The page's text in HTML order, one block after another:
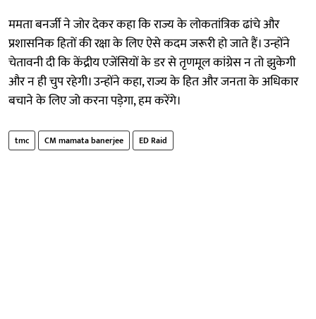
ममता बनर्जी ने जोर देकर कहा कि राज्य के लोकतांत्रिक ढांचे और
प्रशासनिक हितों की रक्षा के लिए ऐसे कदम जरूरी हो जाते हैं। उन्होंने
चेतावनी दी कि केंद्रीय एजेंसियों के डर से तृणमूल कांग्रेस न तो झुकेगी
और न ही चुप रहेगी। उन्होंने कहा, राज्य के हित और जनता के अधिकार
बचाने के लिए जो करना पड़ेगा, हम करेंगे।
tmc CM mamata banerjee ED Raid